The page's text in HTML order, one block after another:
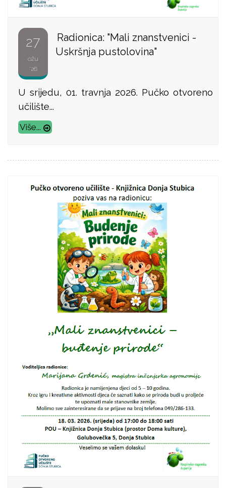
27
ožu
'26
Radionica: "Mali znanstvenici -
Uskršnja pustolovina"
U srijedu, 01. travnja 2026. Pučko otvoreno
učilište...
Više...